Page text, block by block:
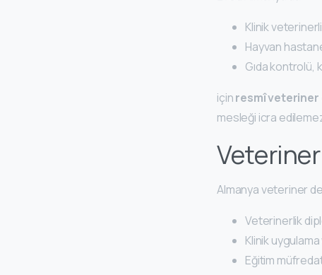
Klinik
Hayvan
Gıda
içinresmî
mesleği icra
Almanya veteriner
Veterinerlik
Klinik
Eğitim